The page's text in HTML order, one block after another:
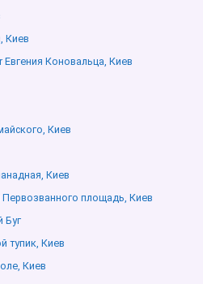
Киев
Коновальца, Киев
Киев
Киев
площадь, Киев
Буг
тупик, Киев
Киев